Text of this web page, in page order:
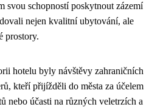
svou schopností poskytnout zázemí
nejen kvalitní ubytování, ale
prostory.
hotelu byly návštěvy zahraničních
kteří přijížděli do města za účelem
nebo účasti na různých veletrzích a